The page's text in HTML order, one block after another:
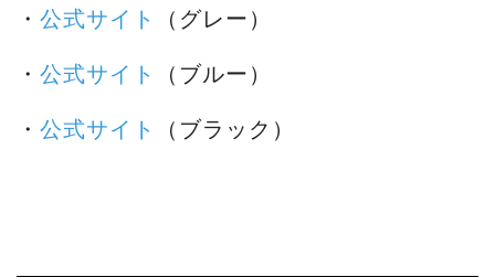
・ 公式サイト （グレー）
・ 公式サイト （ブルー）
・ 公式サイト （ブラック）